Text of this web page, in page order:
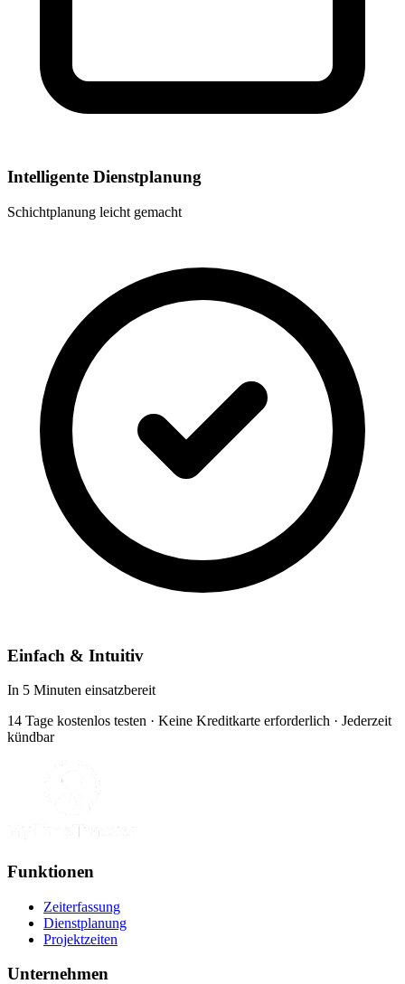
Intelligente Dienstplanung
Schichtplanung leicht gemacht
Einfach & Intuitiv
In 5 Minuten einsatzbereit
14 Tage kostenlos testen · Keine Kreditkarte erforderlich · Jederzeit
kündbar
Funktionen
Zeiterfassung
Dienstplanung
Projektzeiten
Unternehmen